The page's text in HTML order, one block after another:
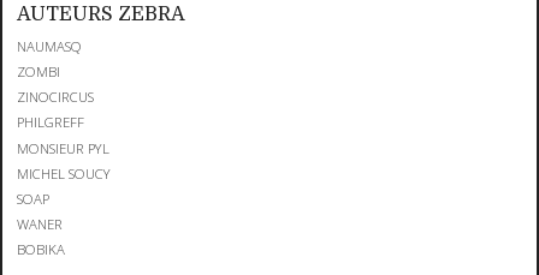
AUTEURS ZEBRA
NAUMASQ
ZOMBI
ZINOCIRCUS
PHILGREFF
MONSIEUR PYL
MICHEL SOUCY
SOAP
WANER
BOBIKA